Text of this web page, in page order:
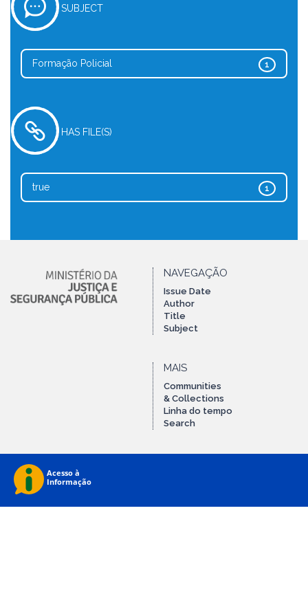
SUBJECT
1
Formação Policial
HAS FILE(S)
1
true
NAVEGAÇÃO
Issue Date
Author
Title
Subject
MAIS
Communities
& Collections
Linha do tempo
Search